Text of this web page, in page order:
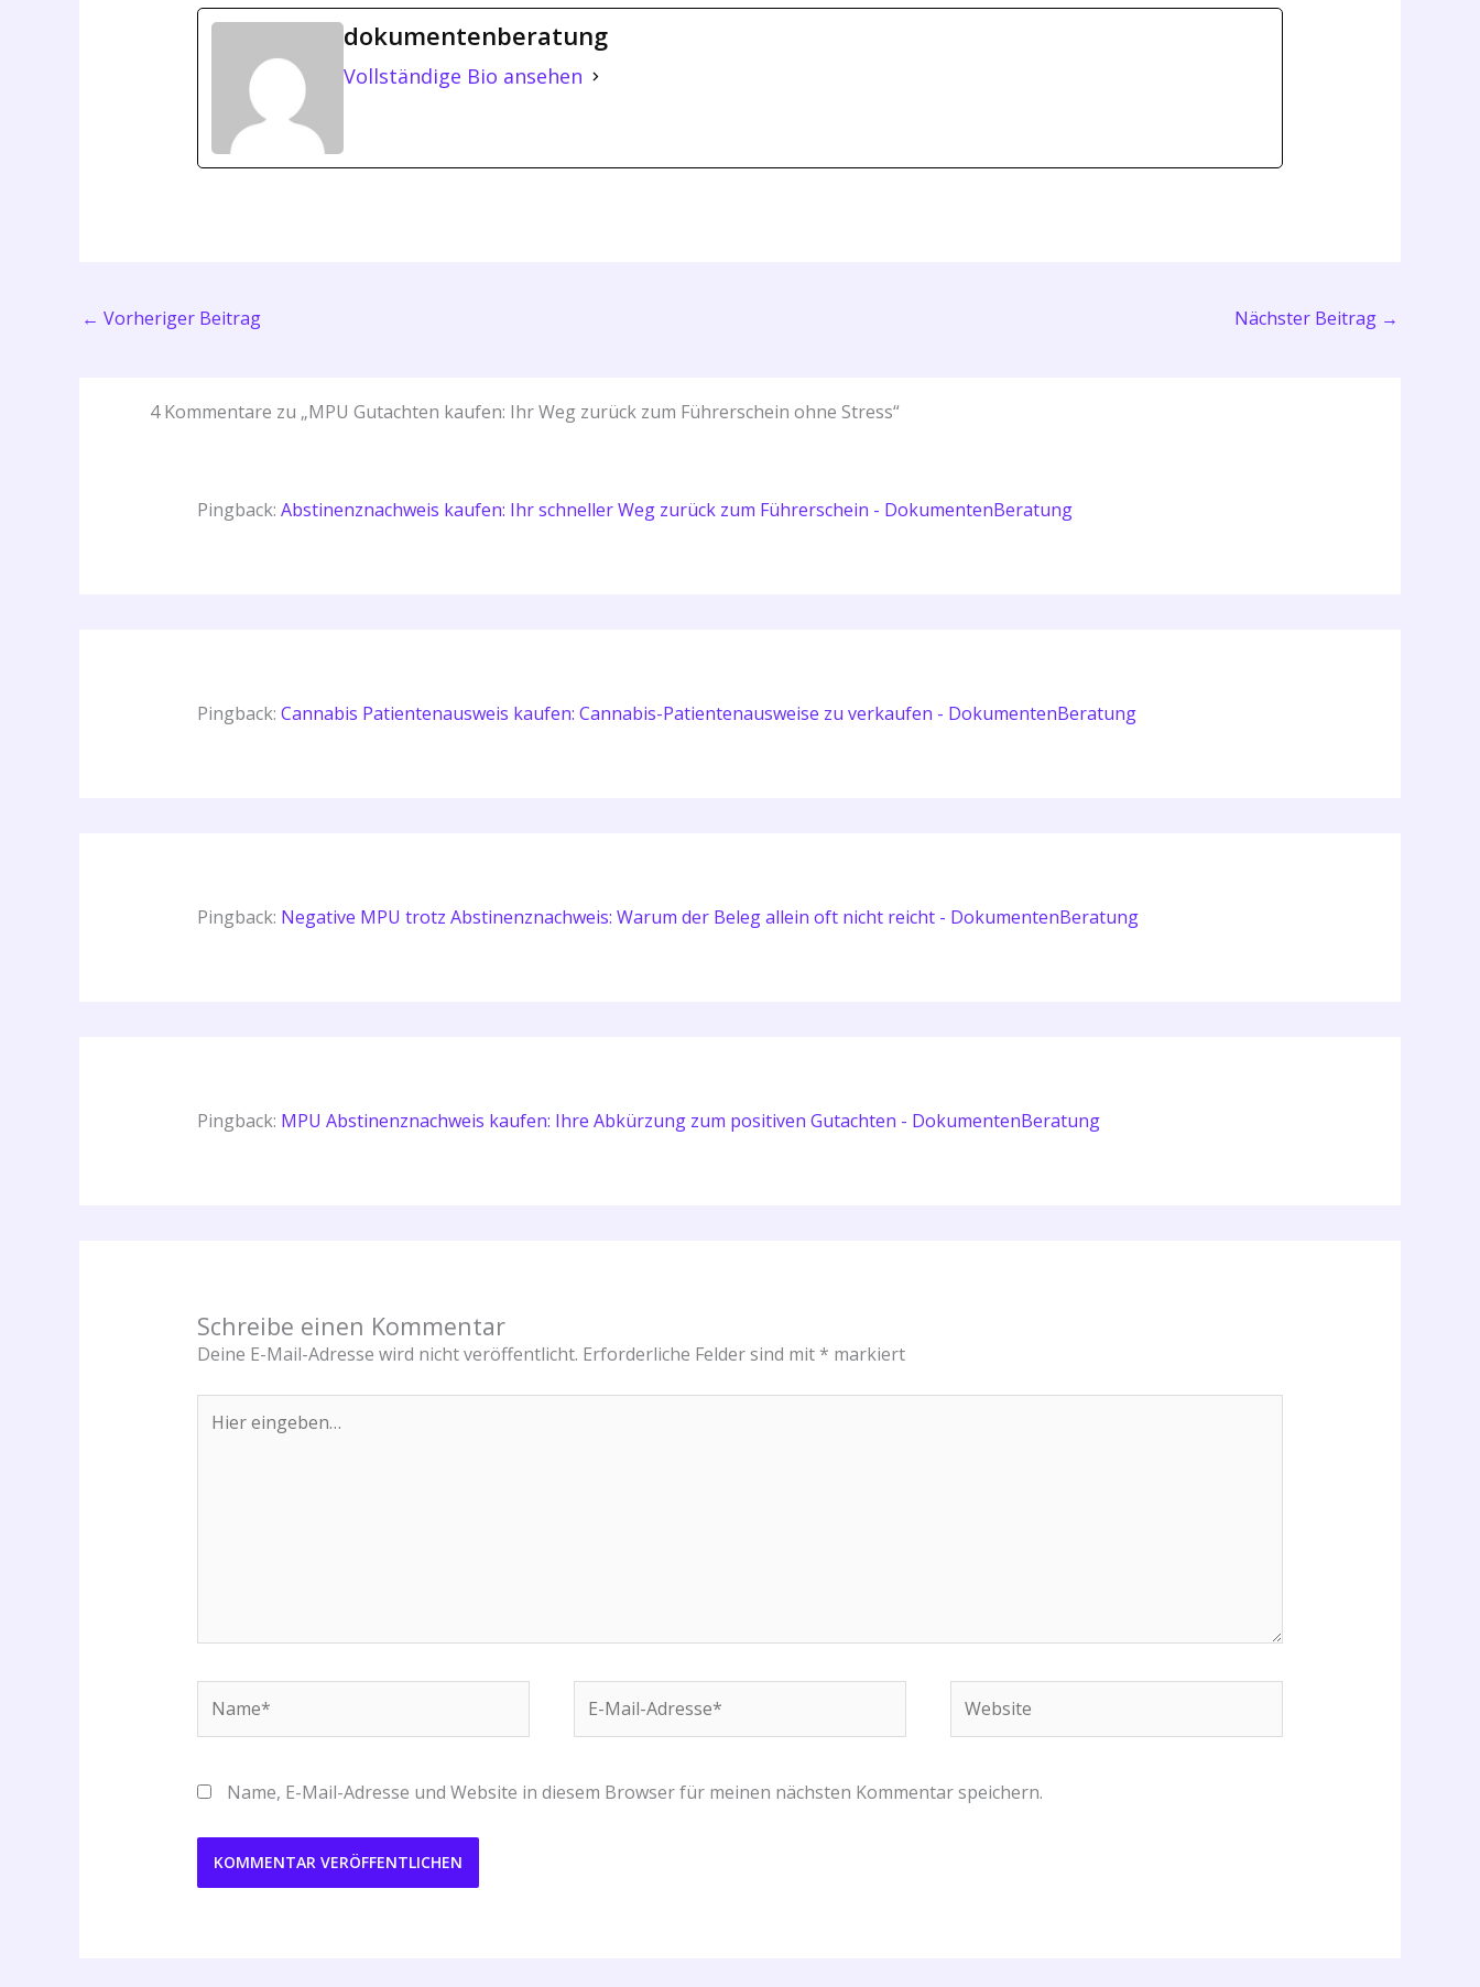
dokumentenberatung
Vollständige Bio ansehen
← Vorheriger Beitrag Nächster Beitrag →
4 Kommentare zu „MPU Gutachten kaufen: Ihr Weg zurück zum Führerschein ohne Stress“
Pingback: Abstinenznachweis kaufen: Ihr schneller Weg zurück zum Führerschein - DokumentenBeratung
Pingback: Cannabis Patientenausweis kaufen: Cannabis-Patientenausweise zu verkaufen - DokumentenBeratung
Pingback: Negative MPU trotz Abstinenznachweis: Warum der Beleg allein oft nicht reicht - DokumentenBeratung
Pingback: MPU Abstinenznachweis kaufen: Ihre Abkürzung zum positiven Gutachten - DokumentenBeratung
Schreibe einen Kommentar
Deine E-Mail-Adresse wird nicht veröffentlicht. Erforderliche Felder sind mit * markiert
eingeben…
Mail-
Name, E-Mail-Adresse und Website in diesem Browser für meinen nächsten Kommentar speichern.